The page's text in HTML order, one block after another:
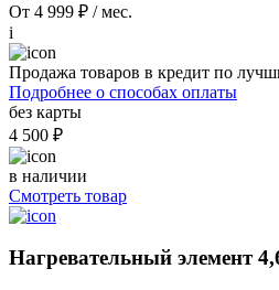
От 4 999 ₽ / мес.
i
Продажа товаров в кредит по
Подробнее о способах оплаты
без карты
4 500 ₽
в наличии
Смотреть товар
Нагревательный элемент